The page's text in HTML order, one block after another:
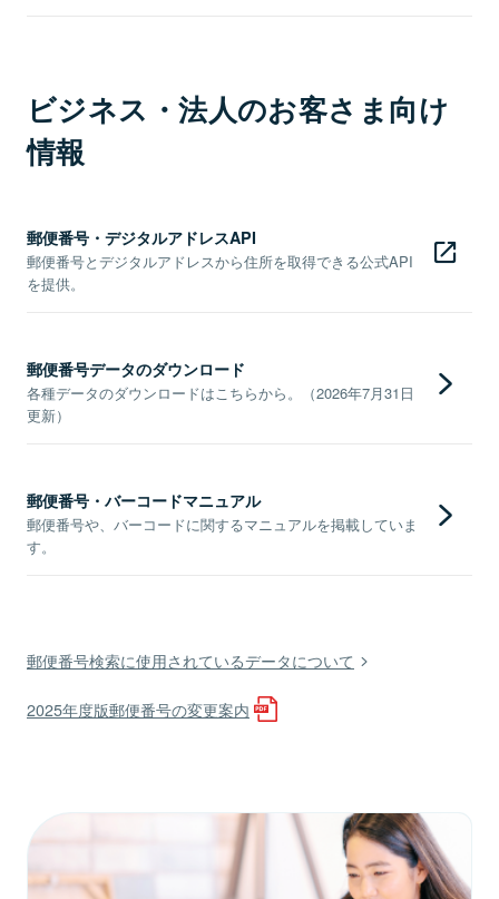
ビジネス・法人のお客さま向け
情報
郵便番号・デジタルアドレスAPI
郵便番号とデジタルアドレスから住所を取得できる公式API
を提供。
郵便番号データのダウンロード
各種データのダウンロードはこちらから。（2026年7月31日
更新）
郵便番号・バーコードマニュアル
郵便番号や、バーコードに関するマニュアルを掲載していま
す。
郵便番号検索に使用されているデータについて
2025年度版郵便番号の変更案内